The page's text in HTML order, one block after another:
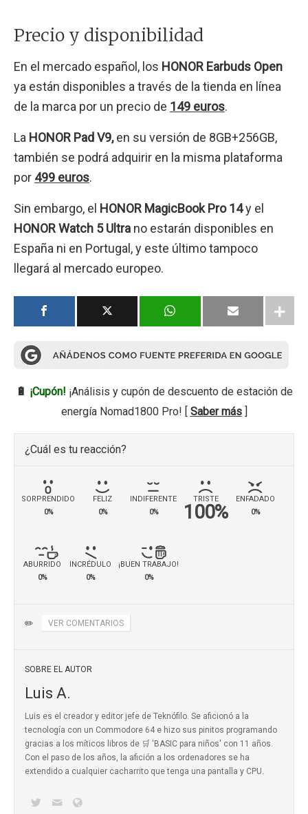
Precio y disponibilidad
En el mercado español, los HONOR Earbuds Open
ya están disponibles a través de la tienda en línea
de la marca por un precio de 149 euros.
La HONOR Pad V9,en su versión de 8GB+256GB,
también se podrá adquirir en la misma plataforma
por 499 euros.
Sin embargo, el HONOR MagicBook Pro 14y el
HONOR Watch 5 Ultra no estarán disponibles en
España ni en Portugal, y este último tampoco
llegará al mercado europeo.
🔋 ¡Cupón! ¡Análisis y cupón de descuento de estación de
energía Nomad1800 Pro! [ Saber más]
¿Cuál es tu reacción?
SORPRENDIDO
0%
FELIZ
0%
INDIFERENTE
0%
TRISTE
100%
ENFADADO
0%
ABURRIDO
0%
INCRÉDULO
0%
¡BUEN TRABAJO!
0%
✏️ VER COMENTARIOS
SOBRE EL AUTOR
Luis A.
Luis es el creador y editor jefe de Teknófilo. Se aficionó a la
tecnología con un Commodore 64 e hizo sus pinitos programando
gracias a los míticos libros de 🛒 'BASIC para niños' con 11 años.
Con el paso de los años, la afición a los ordenadores se ha
extendido a cualquier cacharrito que tenga una pantalla y CPU.